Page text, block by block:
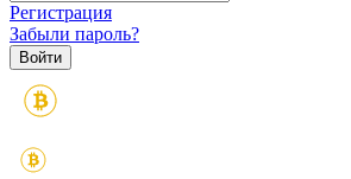
Регистрация
Забыли пароль?